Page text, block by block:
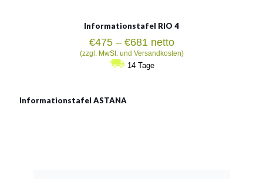
Informationstafel RIO 4
€475 – €681Preisspanne:
€475
bis
netto
(zzgl. MwSt. und Versandkosten)
14 Tage
Informationstafel ASTANA